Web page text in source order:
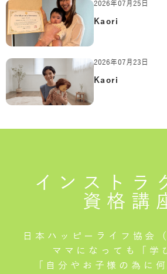
2026年07月25日
Kaori
2026年07月23日
Kaori
インストラ
資格講
日本ハッピーライフ協会
ママになっても「学
「自分やお子様の為に